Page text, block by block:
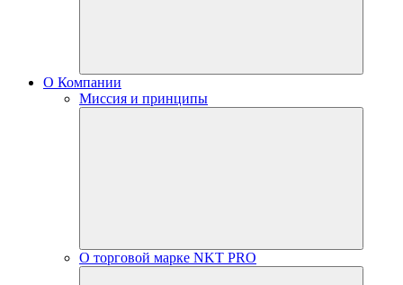
О Компании
Миссия и принципы
О торговой марке NKT PRO